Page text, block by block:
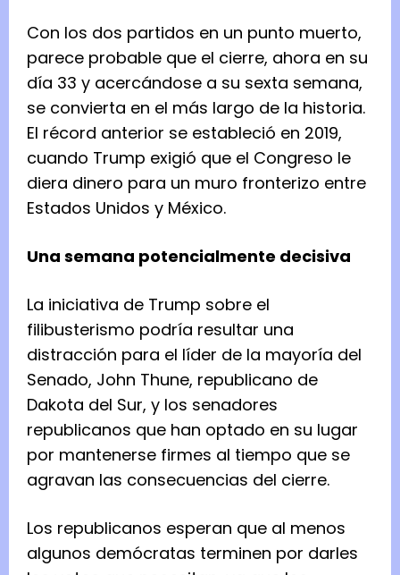
Con los dos partidos en un punto muerto,
parece probable que el cierre, ahora en su
día 33 y acercándose a su sexta semana,
se convierta en el más largo de la historia.
El récord anterior se estableció en 2019,
cuando Trump exigió que el Congreso le
diera dinero para un muro fronterizo entre
Estados Unidos y México.
Una semana potencialmente decisiva
La iniciativa de Trump sobre el
filibusterismo podría resultar una
distracción para el líder de la mayoría del
Senado, John Thune, republicano de
Dakota del Sur, y los senadores
republicanos que han optado en su lugar
por mantenerse firmes al tiempo que se
agravan las consecuencias del cierre.
Los republicanos esperan que al menos
algunos demócratas terminen por darles